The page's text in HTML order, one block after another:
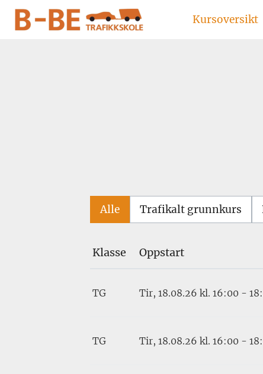
Kursoversikt
Alle Trafikalt grunnkurs
Klasse Oppstart
TG Tir, 18.08.26 kl. 16:00 -
TG Tir, 18.08.26 kl. 16:00 -